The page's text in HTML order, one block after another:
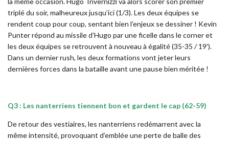
triplé du soir, malheureux jusqu’ici (1/3). Les deux équipes se
rendent coup pour coup, sentant bien l’enjeux se dessiner ! Kevin
Punter répond au missile d’Hugo par une ficelle dans le corner et
les deux équipes se retrouvent à nouveau à égalité (35-35 / 19′).
Dans un dernier rush, les deux formations vont jeter leurs
dernières forces dans la bataille avant une pause bien méritée !
Q3 : Les nanterriens tiennent bon et gardent le cap (62-59)
De retour des vestiaires, les nanterriens redémarrent avec la
même intensité, provoquant d’emblée une perte de balle des